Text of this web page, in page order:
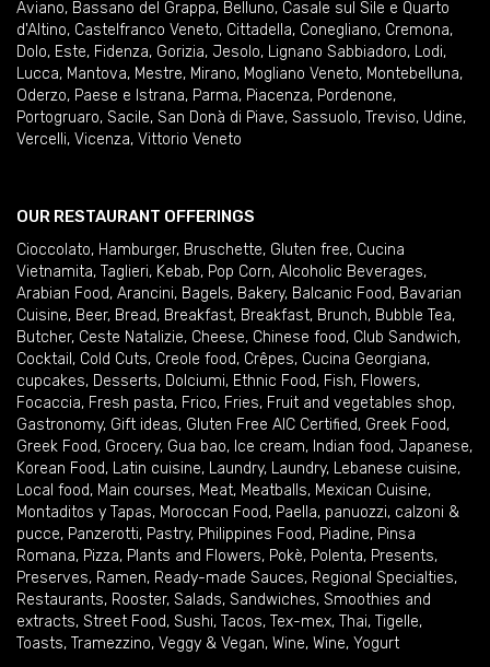
Aviano, Bassano del Grappa, Belluno, Casale sul Sile e Quarto
d'Altino, Castelfranco Veneto, Cittadella, Conegliano, Cremona,
Dolo, Este, Fidenza, Gorizia, Jesolo, Lignano Sabbiadoro, Lodi,
Lucca, Mantova, Mestre, Mirano, Mogliano Veneto, Montebelluna,
Oderzo, Paese e Istrana, Parma, Piacenza, Pordenone,
Portogruaro, Sacile, San Donà di Piave, Sassuolo, Treviso, Udine,
Vercelli, Vicenza, Vittorio Veneto
OUR RESTAURANT OFFERINGS
Cioccolato, Hamburger, Bruschette, Gluten free, Cucina
Vietnamita, Taglieri, Kebab, Pop Corn, Alcoholic Beverages,
Arabian Food, Arancini, Bagels, Bakery, Balcanic Food, Bavarian
Cuisine, Beer, Bread, Breakfast, Breakfast, Brunch, Bubble Tea,
Butcher, Ceste Natalizie, Cheese, Chinese food, Club Sandwich,
Cocktail , Cold Cuts, Creole food, Crêpes, Cucina Georgiana,
cupcakes, Desserts, Dolciumi, Ethnic Food, Fish, Flowers,
Focaccia, Fresh pasta, Frico, Fries, Fruit and vegetables shop,
Gastronomy, Gift ideas, Gluten Free AIC Certified, Greek Food,
Greek Food, Grocery, Gua bao, Ice cream, Indian food, Japanese,
Korean Food, Latin cuisine, Laundry, Laundry, Lebanese cuisine,
Local food, Main courses, Meat, Meatballs, Mexican Cuisine,
Montaditos y Tapas, Moroccan Food, Paella, panuozzi, calzoni &
pucce, Panzerotti, Pastry, Philippines Food, Piadine, Pinsa
Romana, Pizza, Plants and Flowers, Pokè, Polenta, Presents,
Preserves, Ramen, Ready-made Sauces, Regional Specialties,
Restaurants, Rooster, Salads, Sandwiches, Smoothies and
extracts, Street Food, Sushi, Tacos, Tex-mex, Thai, Tigelle,
Toasts, Tramezzino, Veggy & Vegan, Wine, Wine, Yogurt